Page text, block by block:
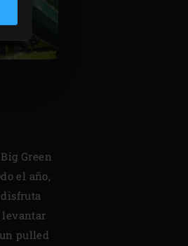
Green
el año,
levantar
pulled